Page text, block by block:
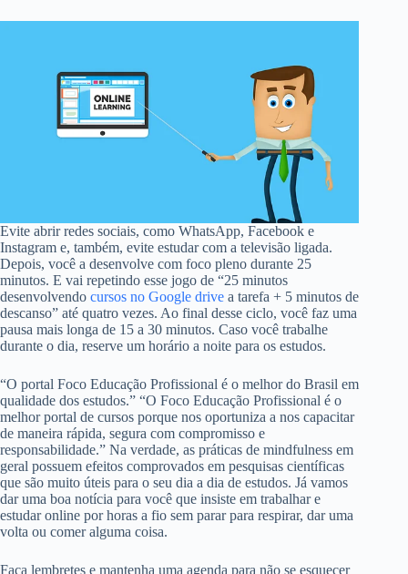
Evite abrir redes sociais, como WhatsApp, Facebook e
Instagram e, também, evite estudar com a televisão ligada.
Depois, você a desenvolve com foco pleno durante 25
minutos. E vai repetindo esse jogo de “25 minutos
desenvolvendo cursos no Google drive a tarefa + 5 minutos de
descanso” até quatro vezes. Ao final desse ciclo, você faz uma
pausa mais longa de 15 a 30 minutos. Caso você trabalhe
durante o dia, reserve um horário a noite para os estudos.
“O portal Foco Educação Profissional é o melhor do Brasil em
qualidade dos estudos.” “O Foco Educação Profissional é o
melhor portal de cursos porque nos oportuniza a nos capacitar
de maneira rápida, segura com compromisso e
responsabilidade.” Na verdade, as práticas de mindfulness em
geral possuem efeitos comprovados em pesquisas científicas
que são muito úteis para o seu dia a dia de estudos. Já vamos
dar uma boa notícia para você que insiste em trabalhar e
estudar online por horas a fio sem parar para respirar, dar uma
volta ou comer alguma coisa.
Faça lembretes e mantenha uma agenda para não se esquecer